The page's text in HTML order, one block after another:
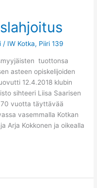
/ IW Kotka, Piiri 139
tuottonsa
asteen opiskelijoiden
12.4.2018 klubin
sihteeri Liisa Saarisen
70 vuotta täyttävää
vasemmalla Kotkan
Arja Kokkonen ja oikealla